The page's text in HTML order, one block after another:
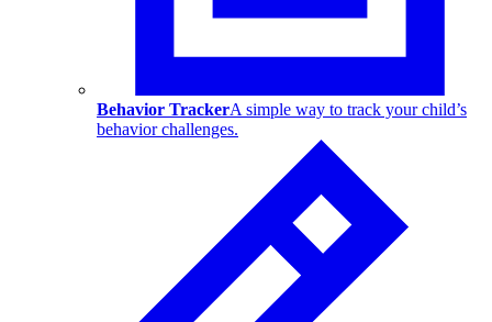
Behavior TrackerA simple way to track your child’s
behavior challenges.